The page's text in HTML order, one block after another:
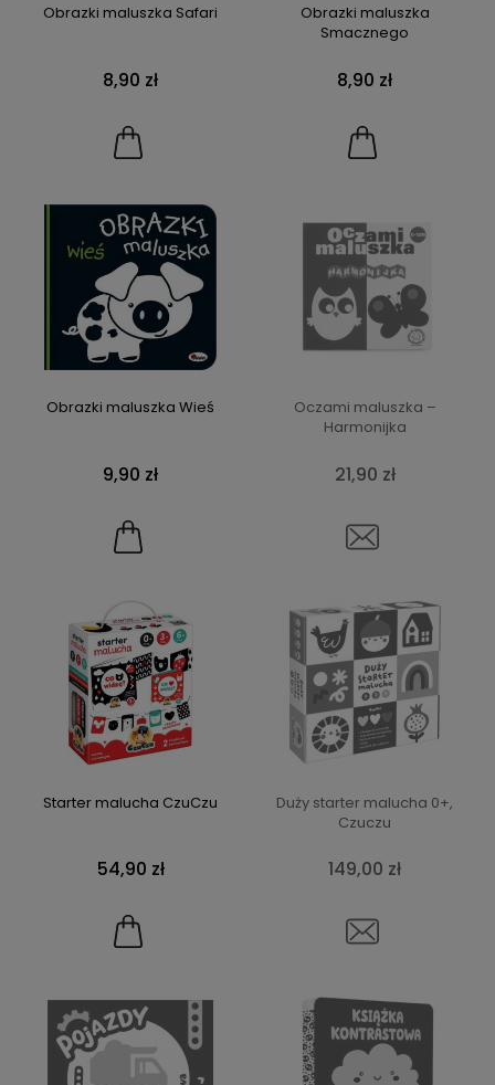
Obrazki maluszka Safari
8,90 zł
Obrazki maluszka
Smacznego
8,90 zł
Obrazki maluszka Wieś
9,90 zł
Oczami maluszka –
Harmonijka
21,90 zł
Starter malucha CzuCzu
54,90 zł
Duży starter malucha 0+,
Czuczu
149,00 zł